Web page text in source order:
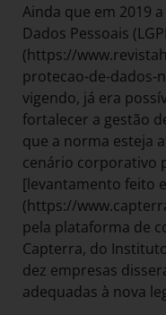
Ainda que em 2019
Dados Pessoais
(https://
protecao-de-dados-
vigendo, já era
fortalecer a gestão
que a norma esteja
cenário corporativo
[levantamento feito
(https://
pela plataforma de
Capterra, do
dez empresas
adequadas à nova